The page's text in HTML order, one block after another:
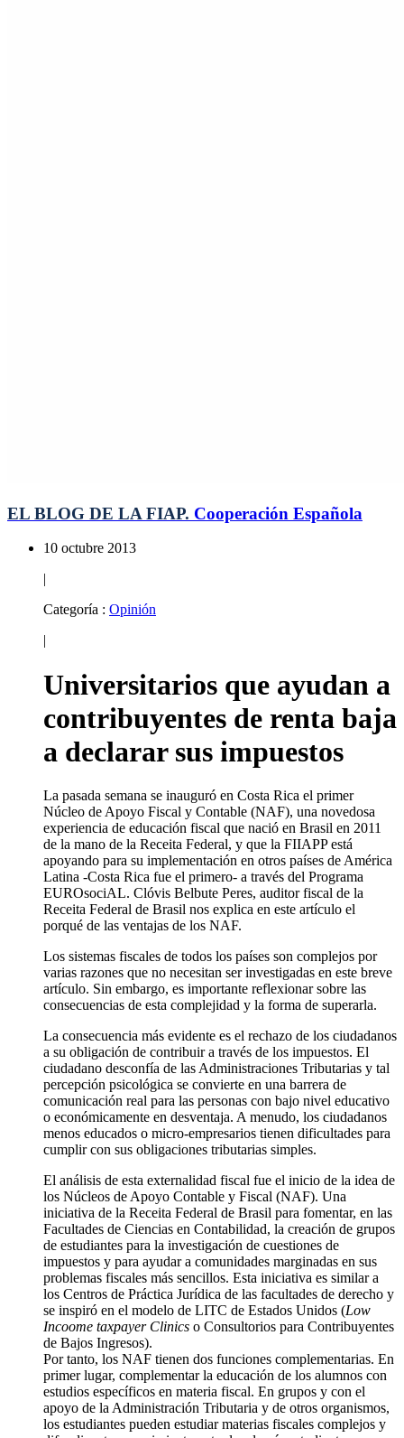
EL BLOG DE LA FIAP. Cooperación Española
10 octubre 2013
|
Categoría : Opinión
|
Universitarios que ayudan a
contribuyentes de renta baja
a declarar sus impuestos
La pasada semana se inauguró en Costa Rica el primer
Núcleo de Apoyo Fiscal y Contable (NAF), una novedosa
experiencia de educación fiscal que nació en Brasil en 2011
de la mano de la Receita Federal, y que la FIIAPP está
apoyando para su implementación en otros países de América
Latina -Costa Rica fue el primero- a través del Programa
EUROsociAL. Clóvis Belbute Peres, auditor fiscal de la
Receita Federal de Brasil nos explica en este artículo el
porqué de las ventajas de los NAF.
Los sistemas fiscales de todos los países son complejos por
varias razones que no necesitan ser investigadas en este breve
artículo. Sin embargo, es importante reflexionar sobre las
consecuencias de esta complejidad y la forma de superarla.
La consecuencia más evidente es el rechazo de los ciudadanos
a su obligación de contribuir a través de los impuestos. El
ciudadano desconfía de las Administraciones Tributarias y tal
percepción psicológica se convierte en una barrera de
comunicación real para las personas con bajo nivel educativo
o económicamente en desventaja. A menudo, los ciudadanos
menos educados o micro-empresarios tienen dificultades para
cumplir con sus obligaciones tributarias simples.
El análisis de esta externalidad fiscal fue el inicio de la idea de
los Núcleos de Apoyo Contable y Fiscal (NAF). Una
iniciativa de la Receita Federal de Brasil para fomentar, en las
Facultades de Ciencias en Contabilidad, la creación de grupos
de estudiantes para la investigación de cuestiones de
impuestos y para ayudar a comunidades marginadas en sus
problemas fiscales más sencillos. Esta iniciativa es similar a
los Centros de Práctica Jurídica de las facultades de derecho y
se inspiró en el modelo de LITC de Estados Unidos (Low
Incoome taxpayer Clinics o Consultorios para Contribuyentes
de Bajos Ingresos).
Por tanto, los NAF tienen dos funciones complementarias. En
primer lugar, complementar la educación de los alumnos con
estudios específicos en materia fiscal. En grupos y con el
apoyo de la Administración Tributaria y de otros organismos,
los estudiantes pueden estudiar materias fiscales complejos y